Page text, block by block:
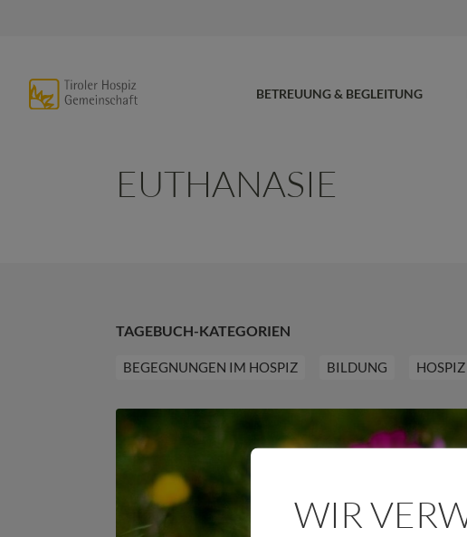
BETREUUNG & BEGLEITUNG
EUTHANASIE
TAGEBUCH-KATEGORIEN
BEGEGNUNGEN IM HOSPIZ BILDUNG
WIR